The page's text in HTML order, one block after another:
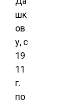
шк
ов
у, с
19
11
г.
по